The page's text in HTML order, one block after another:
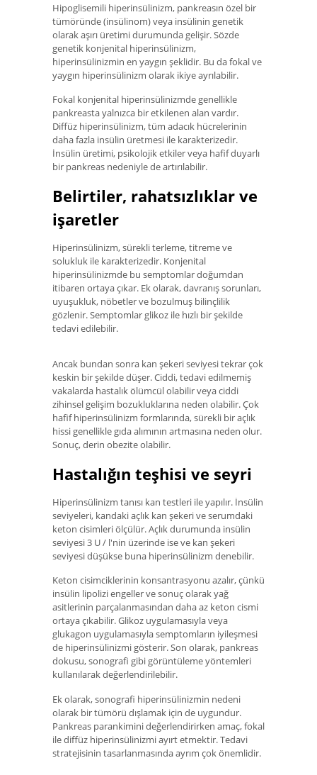
Hipoglisemili hiperinsülinizm, pankreasın özel bir
tümöründe (insülinom) veya insülinin genetik
olarak aşırı üretimi durumunda gelişir. Sözde
genetik konjenital hiperinsülinizm,
hiperinsülinizmin en yaygın şeklidir. Bu da fokal ve
yaygın hiperinsülinizm olarak ikiye ayrılabilir.
Fokal konjenital hiperinsülinizmde genellikle
pankreasta yalnızca bir etkilenen alan vardır.
Diffüz hiperinsülinizm, tüm adacık hücrelerinin
daha fazla insülin üretmesi ile karakterizedir.
İnsülin üretimi, psikolojik etkiler veya hafif duyarlı
bir pankreas nedeniyle de artırılabilir.
Belirtiler, rahatsızlıklar ve
işaretler
Hiperinsülinizm, sürekli terleme, titreme ve
solukluk ile karakterizedir. Konjenital
hiperinsülinizmde bu semptomlar doğumdan
itibaren ortaya çıkar. Ek olarak, davranış sorunları,
uyuşukluk, nöbetler ve bozulmuş bilinçlilik
gözlenir. Semptomlar glikoz ile hızlı bir şekilde
tedavi edilebilir.
Ancak bundan sonra kan şekeri seviyesi tekrar çok
keskin bir şekilde düşer. Ciddi, tedavi edilmemiş
vakalarda hastalık ölümcül olabilir veya ciddi
zihinsel gelişim bozukluklarına neden olabilir. Çok
hafif hiperinsülinizm formlarında, sürekli bir açlık
hissi genellikle gıda alımının artmasına neden olur.
Sonuç, derin obezite olabilir.
Hastalığın teşhisi ve seyri
Hiperinsülinizm tanısı kan testleri ile yapılır. İnsülin
seviyeleri, kandaki açlık kan şekeri ve serumdaki
keton cisimleri ölçülür. Açlık durumunda insülin
seviyesi 3 U / l'nin üzerinde ise ve kan şekeri
seviyesi düşükse buna hiperinsülinizm denebilir.
Keton cisimciklerinin konsantrasyonu azalır, çünkü
insülin lipolizi engeller ve sonuç olarak yağ
asitlerinin parçalanmasından daha az keton cismi
ortaya çıkabilir. Glikoz uygulamasıyla veya
glukagon uygulamasıyla semptomların iyileşmesi
de hiperinsülinizmi gösterir. Son olarak, pankreas
dokusu, sonografi gibi görüntüleme yöntemleri
kullanılarak değerlendirilebilir.
Ek olarak, sonografi hiperinsülinizmin nedeni
olarak bir tümörü dışlamak için de uygundur.
Pankreas parankimini değerlendirirken amaç, fokal
ile diffüz hiperinsülinizmi ayırt etmektir. Tedavi
stratejisinin tasarlanmasında ayrım çok önemlidir.